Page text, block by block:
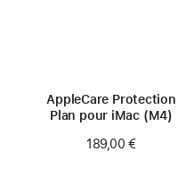
AppleCare Protection
Plan pour iMac (M4)
189,00 €